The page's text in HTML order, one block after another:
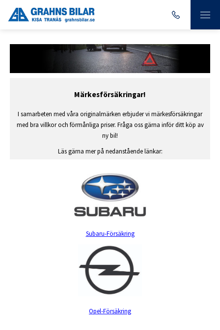
Märkesförsäkringar!
I samarbeten med våra originalmärken erbjuder vi märkesförsäkringar
med bra villkor och förmånliga priser. Fråga oss gärna inför ditt köp av
ny bil!
Läs gärna mer på nedanstående länkar:
Subaru-Försäkring
Opel-Försäkring